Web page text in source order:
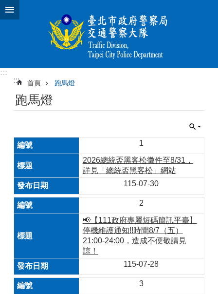
跳到主要內容區塊
:::
:::
首頁 跑馬燈
跑馬燈
1
2026總統盃黑客松徵件至8/31，
詳見「總統盃黑客松」網站
115-07-30
2
📢【111政府專屬短碼簡訊平臺】
停機維護通知!!時間8/7（五）
21:00-24:00，造成不便敬請見
諒！
115-07-28
3